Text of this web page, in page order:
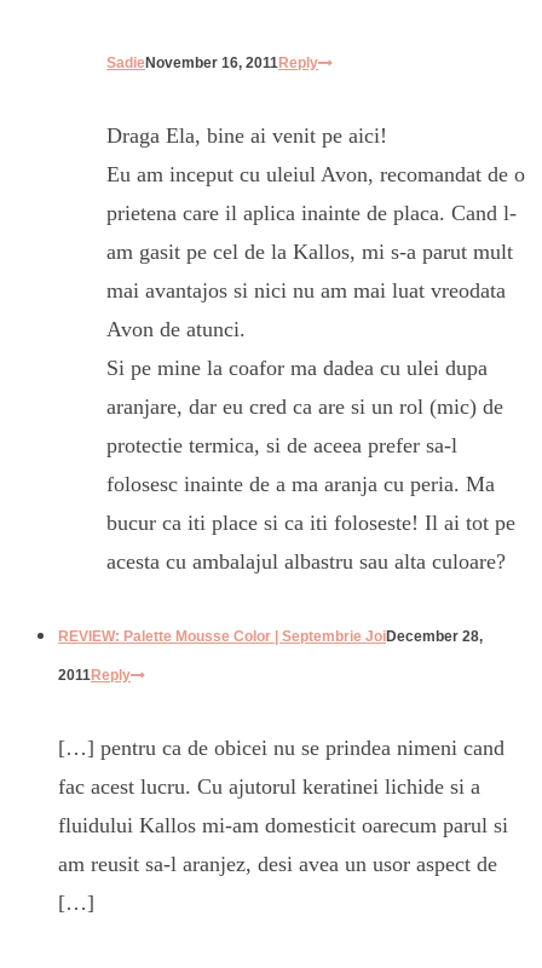
SadieNovember 16, 2011Reply
Draga Ela, bine ai venit pe aici!
Eu am inceput cu uleiul Avon, recomandat de o
prietena care il aplica inainte de placa. Cand l-
am gasit pe cel de la Kallos, mi s-a parut mult
mai avantajos si nici nu am mai luat vreodata
Avon de atunci.
Si pe mine la coafor ma dadea cu ulei dupa
aranjare, dar eu cred ca are si un rol (mic) de
protectie termica, si de aceea prefer sa-l
folosesc inainte de a ma aranja cu peria. Ma
bucur ca iti place si ca iti foloseste! Il ai tot pe
acesta cu ambalajul albastru sau alta culoare?
REVIEW: Palette Mousse Color | Septembrie JoiDecember 28,
2011Reply
[…] pentru ca de obicei nu se prindea nimeni cand
fac acest lucru. Cu ajutorul keratinei lichide si a
fluidului Kallos mi-am domesticit oarecum parul si
am reusit sa-l aranjez, desi avea un usor aspect de
[…]